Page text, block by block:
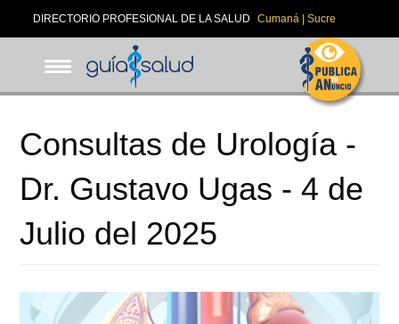
DIRECTORIO PROFESIONAL DE LA SALUD Cumaná | Sucre
Consultas de Urología -
Dr. Gustavo Ugas - 4 de
Julio del 2025